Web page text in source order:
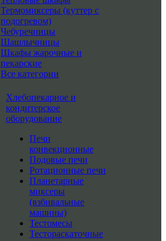
Термомиксеры (куттер с
подогревом)
Чебуречницы
Шашлычницы
Шкафы жарочные и
пекарские
Все категории
Хлебопекарное и
кондитерское
оборудование
Печи
конвекционные
Подовые печи
Ротационные печи
Планетарные
миксеры
(взбивальные
машины)
Тестомесы
Тестораскаточные